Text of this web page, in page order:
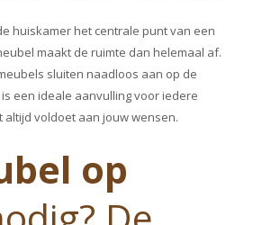
huiskamer het centrale punt van een
maakt de ruimte dan helemaal af.
sluiten naadloos aan op de
een ideale aanvulling voor iedere
voldoet aan jouw wensen.
op